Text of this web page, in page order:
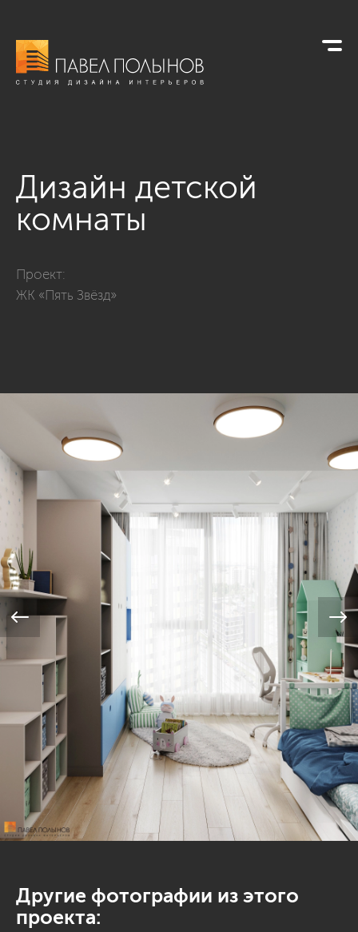
Дизайн детской
комнаты
Проект:
ЖК «Пять Звёзд»
Другие фотографии из этого
проекта: